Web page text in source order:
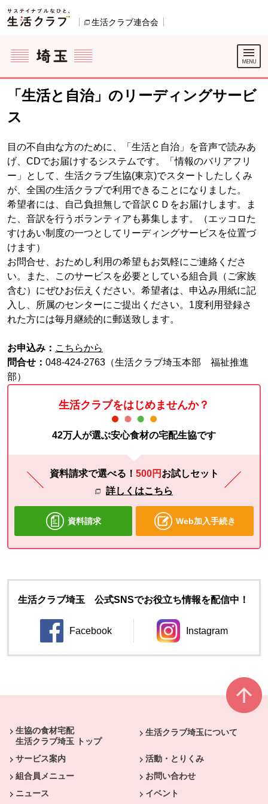
ページの先頭です。
生活クラブ連合会
ここからサイト内共通メニューです。
サイト内共通メニューをスキップする
サイト内共通メニューここまで。
「生活と自治」のリーディングサービ
ス
目の不自由な方のために、「生活と自治」を音声で読みあ
げ、CDでお届けするシステムです。「情報のバリアフリ
ー」として、生活クラブ生協(東京)でスタートしたしくみ
が、全国の生活クラブで利用できることになりました。
希望者には、自己負担無しで音訳ＣＤをお届けします。ま
た、音訳を行うボランティアも募集します。（エッコロた
すけあい制度の一つとしてリーディングサービスを位置づ
けます）
お問合せ、おためし利用の希望もお気軽にご連絡くださ
い。また、このサービスを必要としている組合員（ご家族
含む）にぜひお伝えください。希望者は、申込み用紙に記
入し、所属のセンターにご提出ください。1度利用登録さ
れた方には毎月継続的に郵送致します。
お申込み： こちらから
問合せ： 048-424-2763（生活クラブ埼玉本部 福祉推進
部）
生活クラブをはじめませんか？
42万人が選ぶ安心食材の宅配生協です
資料請求で選べる！ 500円 お試しセット
詳しくはこちら
資料請求 Web加入手続き
生活クラブ埼玉 公式SNSでお役立ち情報を配信中！
Facebook
別のウィンドウで開きます。
Instagram
別のウィンドウ
生協の食材宅配
生活クラブ埼玉 トップ
生活クラブ埼玉について
サービス案内
活動・とりくみ
組合員メニュー
お問い合わせ
ニュース
イベント